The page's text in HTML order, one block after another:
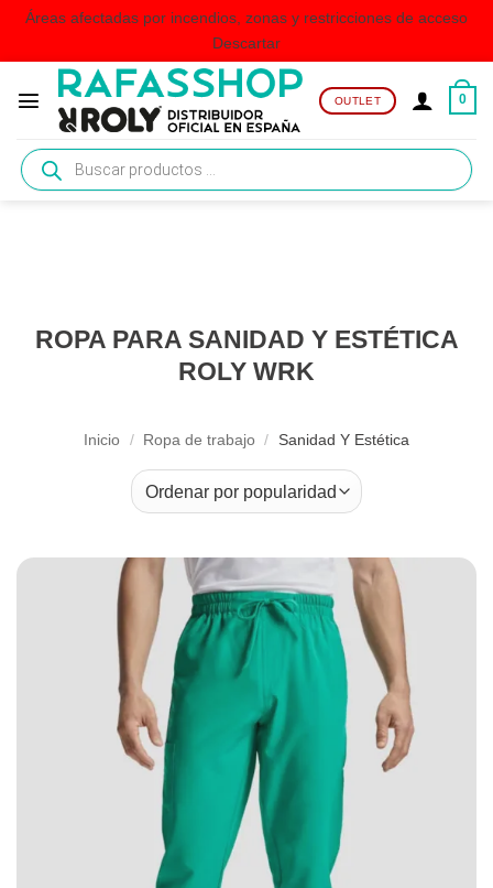
Áreas afectadas por incendios, zonas y restricciones de acceso
Descartar
contenido
OUTLET 0
Búsqueda
de
productos
ROPA PARA SANIDAD Y ESTÉTICA
ROLY WRK
Inicio / Ropa de trabajo / Sanidad Y Estética